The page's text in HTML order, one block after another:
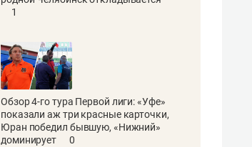
1
Обзор 4-го тура Первой лиги: «Уфе»
показали аж три красные карточки,
Юран победил бывшую, «Нижний»
доминирует
0